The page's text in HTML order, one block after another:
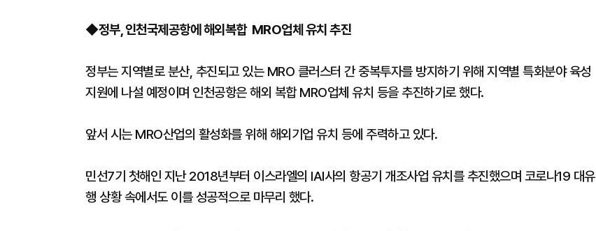
◆정부, 인천국제공항에 해외복합 MRO업체 유치 추진
정부는 지역별로 분산, 추진되고 있는 MRO 클러스터 간 중복투자를 방지하기 위해 지역별 특화분야 육성
지원에 나설 예정이며 인천공항은 해외 복합 MRO업체 유치 등을 추진하기로 했다.
앞서 시는 MRO산업의 활성화를 위해 해외기업 유치 등에 주력하고 있다.
민선7기 첫해인 지난 2018년부터 이스라엘의 IAI사의 항공기 개조사업 유치를 추진했으며 코로나19 대유
행 상황 속에서도 이를 성공적으로 마무리 했다.